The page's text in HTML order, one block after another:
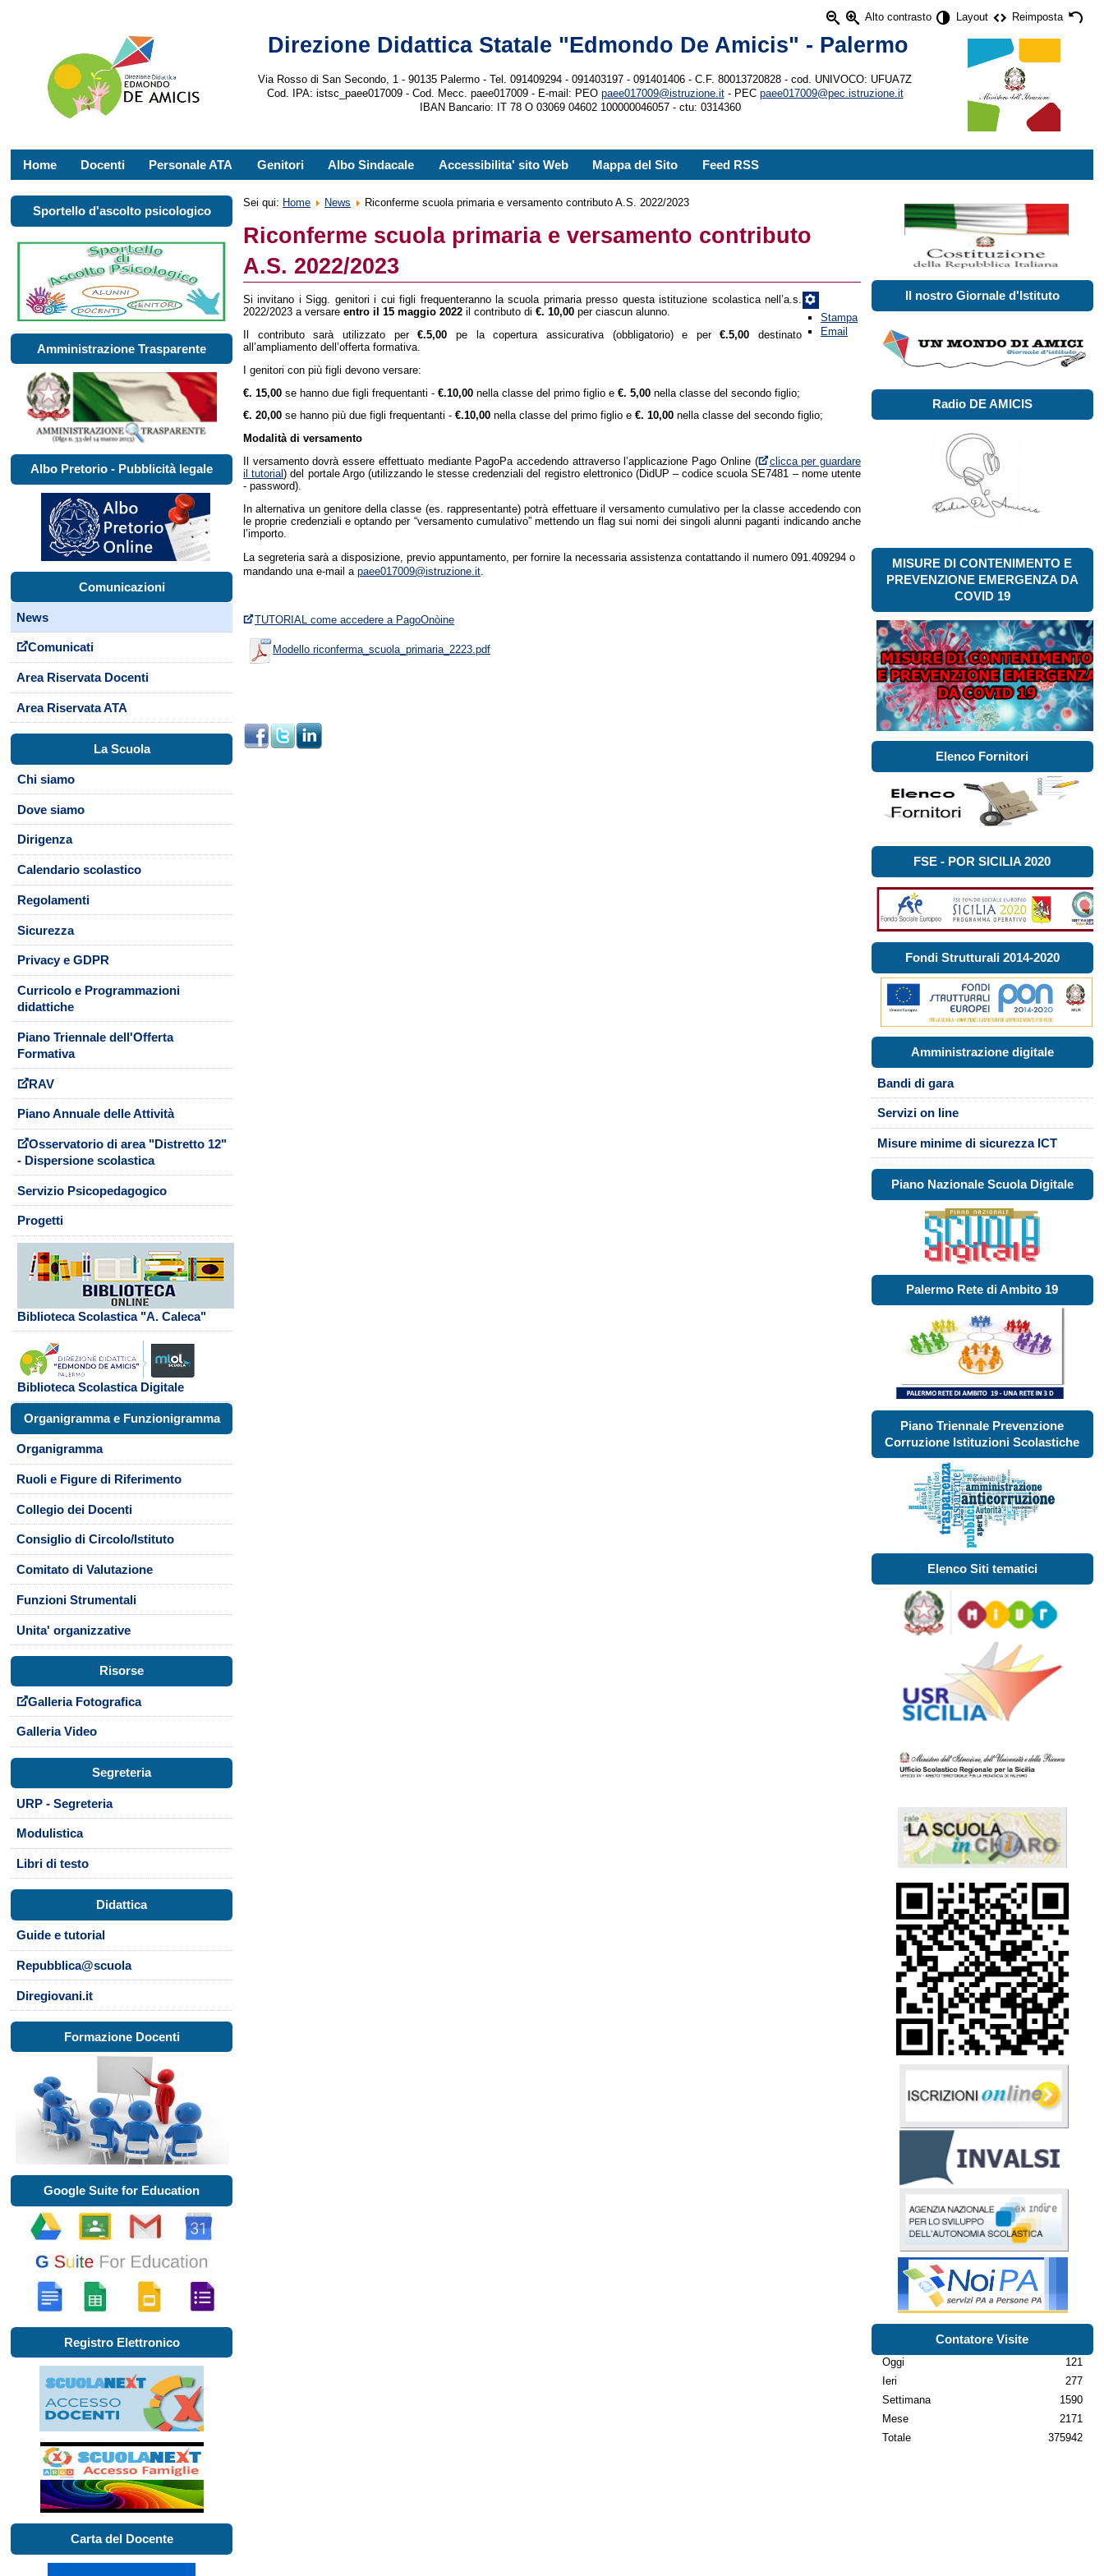
Alto contrasto Layout Reimposta
Direzione Didattica Statale "Edmondo De Amicis" - Palermo
Via Rosso di San Secondo, 1 - 90135 Palermo - Tel. 091409294 - 091403197 - 091401406 - C.F. 80013720828 - cod. UNIVOCO: UFUA7Z
Cod. IPA: istsc_paee017009 - Cod. Mecc. paee017009 - E-mail: PEO paee017009@istruzione.it- PEC paee017009@pec.istruzione.it
IBAN Bancario: IT 78 O 03069 04602 100000046057 - ctu: 0314360
Home Docenti Personale ATA Genitori Albo Sindacale Accessibilita' sito Web Mappa del Sito Feed RSS
Sei qui: Home News Riconferme scuola primaria e versamento contributo A.S. 2022/2023
Riconferme scuola primaria e versamento contributo
A.S. 2022/2023
Stampa
Email
Si invitano i Sigg. genitori i cui figli frequenteranno la scuola primaria presso questa istituzione scolastica nell’a.s.
2022/2023 a versareentro il 15 maggio 2022 il contributo di€. 10,00 per ciascun alunno.
Il contributo sarà utilizzato per€.5,00 pe la copertura assicurativa (obbligatorio) e per€.5,00 destinato
all’ampliamento dell’offerta formativa.
I genitori con più figli devono versare:
€. 15,00 se hanno due figli frequentanti -€.10,00 nella classe del primo figlio e€. 5,00 nella classe del secondo figlio;
€. 20,00 se hanno più due figli frequentanti -€.10,00 nella classe del primo figlio e€. 10,00 nella classe del secondo figlio;
Modalità di versamento
Il versamento dovrà essere effettuato mediante PagoPa accedendo attraverso l’applicazione Pago Online (
clicca per guardare
il tutorial) del portale Argo (utilizzando le stesse credenziali del registro elettronico (DidUP – codice scuola SE7481 – nome utente
- password).
In alternativa un genitore della classe (es. rappresentante) potrà effettuare il versamento cumulativo per la classe accedendo con
le proprie credenziali e optando per “versamento cumulativo” mettendo un flag sui nomi dei singoli alunni paganti indicando anche
l’importo.
La segreteria sarà a disposizione, previo appuntamento, per fornire la necessaria assistenza contattando il numero 091.409294 o
mandando una e-mail apaee017009@istruzione.it
TUTORIAL come accedere a PagoOnòine
Modello riconferma_scuola_primaria_2223.pdf
Sportello d'ascolto psicologico
Amministrazione Trasparente
Albo Pretorio - Pubblicità legale
Comunicazioni
News
Comunicati
Area Riservata Docenti
Area Riservata ATA
La Scuola
Chi siamo
Dove siamo
Dirigenza
Calendario scolastico
Regolamenti
Sicurezza
Privacy e GDPR
Curricolo e Programmazioni
didattiche
Piano Triennale dell'Offerta
Formativa
RAV
Piano Annuale delle Attività
Osservatorio di area "Distretto 12"
- Dispersione scolastica
Servizio Psicopedagogico
Progetti
Biblioteca Scolastica "A. Caleca"
Biblioteca Scolastica Digitale
Organigramma e Funzionigramma
Organigramma
Ruoli e Figure di Riferimento
Collegio dei Docenti
Consiglio di Circolo/Istituto
Comitato di Valutazione
Funzioni Strumentali
Unita' organizzative
Risorse
Galleria Fotografica
Galleria Video
Segreteria
URP - Segreteria
Modulistica
Libri di testo
Didattica
Guide e tutorial
Repubblica@scuola
Diregiovani.it
Formazione Docenti
Google Suite for Education
Registro Elettronico
Carta del Docente
Il nostro Giornale d'Istituto
Radio DE AMICIS
MISURE DI CONTENIMENTO E
PREVENZIONE EMERGENZA DA
COVID 19
Elenco Fornitori
FSE - POR SICILIA 2020
Fondi Strutturali 2014-2020
Amministrazione digitale
Bandi di gara
Servizi on line
Misure minime di sicurezza ICT
Piano Nazionale Scuola Digitale
Palermo Rete di Ambito 19
Piano Triennale Prevenzione
Corruzione Istituzioni Scolastiche
Elenco Siti tematici
Contatore Visite
Oggi
121
Ieri
277
Settimana
1590
Mese
2171
Totale
375942